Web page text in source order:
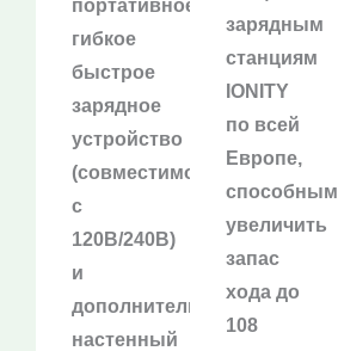
портативное
гибкое
быстрое
зарядное
устройство
(совместимое
с
120В/240В)
и
дополнительный
настенный
зарядным
станциям
IONITY
по всей
Европе,
способным
увеличить
запас
хода до
108